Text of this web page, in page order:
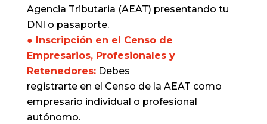
Agencia Tributaria (AEAT) presentando tu
DNI o pasaporte.
● Inscripción en el Censo de
Empresarios, Profesionales y
Retenedores:Debes
registrarte en el Censo de la AEAT como
empresario individual o profesional
autónomo.